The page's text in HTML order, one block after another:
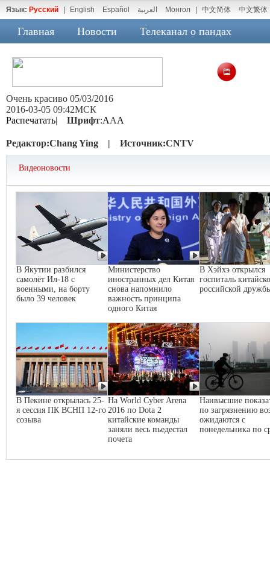
Язык: Русский English Español العربية Монгол 中文简体 中文繁体
Главная Новости Телеканал о пандах
Очень красиво 05/03/2016
2016-03-05 09:42МСК
Распечатать| Шрифт:AAA
Редактор:Chang Ying | Источник:CNTV
Видеоновости
В Якутии разбился
самолёт Ил-18 с
военными, на борту
было 39 человек
Министерство
иностранных дел Китая
снова напомнило
важность принципа
одного Китая
В Хэйхэ открылся
госпиталь
российской
В Пекине открылась 25-
я сессия ПК ВСНП 12-го
созыва
На World Cyber Arena
2016 по Dota 2
китайские команды
заняли весь пьедестал
почета
Наивысшие
по загрязнению
ожидаются с
понедельника по